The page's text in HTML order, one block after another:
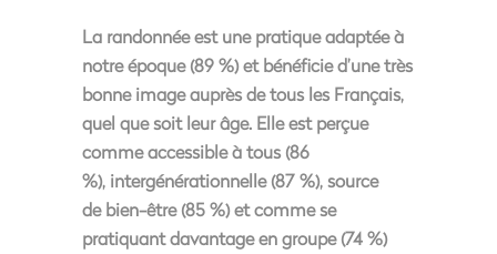
La randonnée est unepratique adaptée à
notre époque (89 %)et bénéficie d’unetrès
bonne image auprès de tous les Français,
quel que soit leur âge. Elle est perçue
commeaccessible à tous (86
%), intergénérationnelle(87 %), source
debien-être(85 %) et comme se
pratiquant davantage en groupe (74 %)